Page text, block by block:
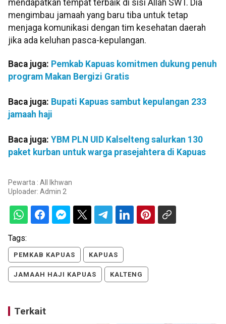
mendapatkan tempat terbaik di sisi Allah SWT. Dia
mengimbau jamaah yang baru tiba untuk tetap
menjaga komunikasi dengan tim kesehatan daerah
jika ada keluhan pasca-kepulangan.
Baca juga: Pemkab Kapuas komitmen dukung penuh
program Makan Bergizi Gratis
Baca juga: Bupati Kapuas sambut kepulangan 233
jamaah haji
Baca juga: YBM PLN UID Kalselteng salurkan 130
paket kurban untuk warga prasejahtera di Kapuas
Pewarta : All Ikhwan
Uploader: Admin 2
Tags:
PEMKAB KAPUAS KAPUAS
JAMAAH HAJI KAPUAS KALTENG
Terkait